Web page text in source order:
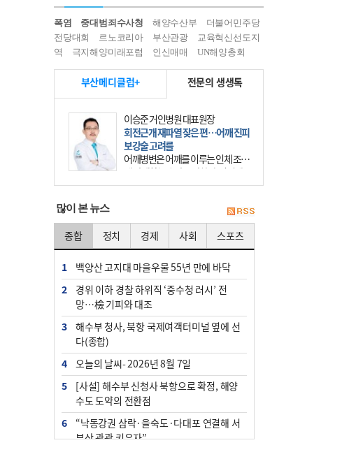
폭염 중대범죄수사청 해양수산부
더불어민주당
전당대회
르노코리아 부산관광
교육혁신선도지
역
극지해양미래포럼 인신매매 UN해양총회
부산메디클럽+ 전문의 생생톡
이승준 거인병원 대표원장
회전근개 재파열 잦은 편…어깨 진피
보강술 고려를
어깨병변은 어깨를 이루는 인체 조직
에 발생하는 손상을 말한다. 여기에
는 오십견과 회전근개 증후군, 어깨
많이 본 뉴스
종합 정치 경제 사회 스포츠
1
백양산 고지대 마을우물 55년 만에 바닥
2
경위 이하 경찰 하위직 ‘중수청 러시’ 전
망…檢 기피와 대조
3
해수부 청사, 북항 국제여객터미널 옆에 선
다(종합)
4
오늘의 날씨- 2026년 8월 7일
5
[사설] 해수부 신청사 북항으로 확정, 해양
수도 도약의 전환점
6
“낙동강권 삼락·을숙도·다대포 연결해 서
부산 관광 키우자”